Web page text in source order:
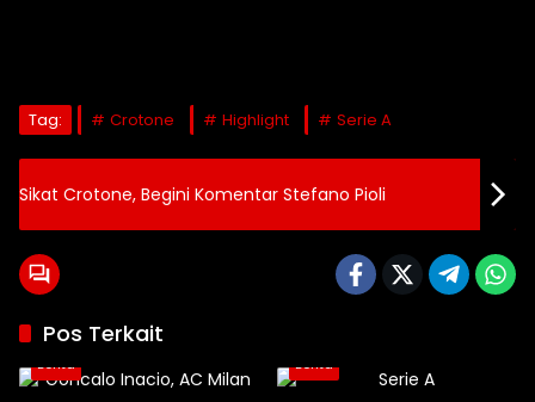
Tag: Crotone Highlight Serie A
Sikat Crotone, Begini Komentar Stefano Pioli
Pos Terkait
Berita Berita